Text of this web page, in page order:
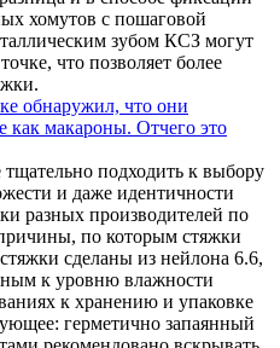
хомутов с пошаговой
зубом КСЗ могут
что позволяет более
обнаружил, что они
как макароны. Отчего это
подходить к выбору
и даже идентичности
разных производителей по
по которым стяжки
сделаны из нейлона 6.6,
к уровню влажности
к хранению и упаковке
герметично запаянный